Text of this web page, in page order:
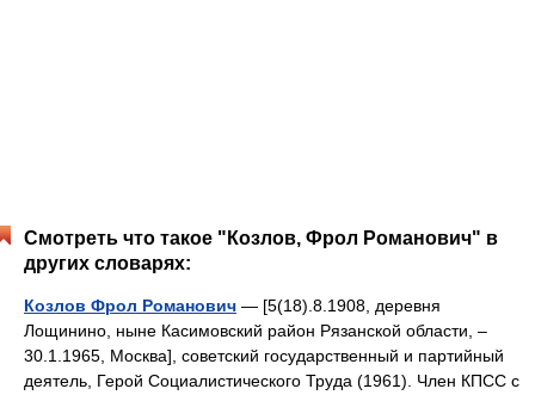
Смотреть что такое "Козлов, Фрол Романович" в
других словарях:
Козлов Фрол Романович — [5(18).8.1908, деревня
Лощинино, ныне Касимовский район Рязанской области, ‒
30.1.1965, Москва], советский государственный и партийный
деятель, Герой Социалистического Труда (1961). Член КПСС с